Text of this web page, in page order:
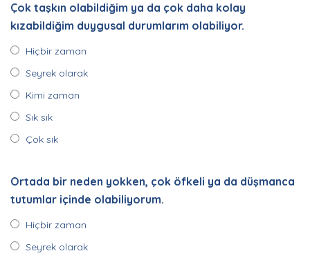
Çok taşkın olabildiğim ya da çok daha kolay
kızabildiğim duygusal durumlarım olabiliyor.
Hiçbir zaman
Seyrek olarak
Kimi zaman
Sık sık
Çok sık
Ortada bir neden yokken, çok öfkeli ya da düşmanca
tutumlar içinde olabiliyorum.
Hiçbir zaman
Seyrek olarak